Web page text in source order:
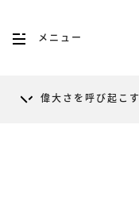
メニュー
偉大さを呼び起こす